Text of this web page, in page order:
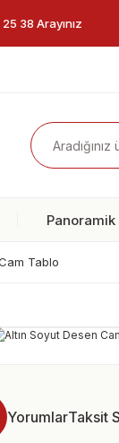
38 Arayınız
Tablo
YorumlarTaksit